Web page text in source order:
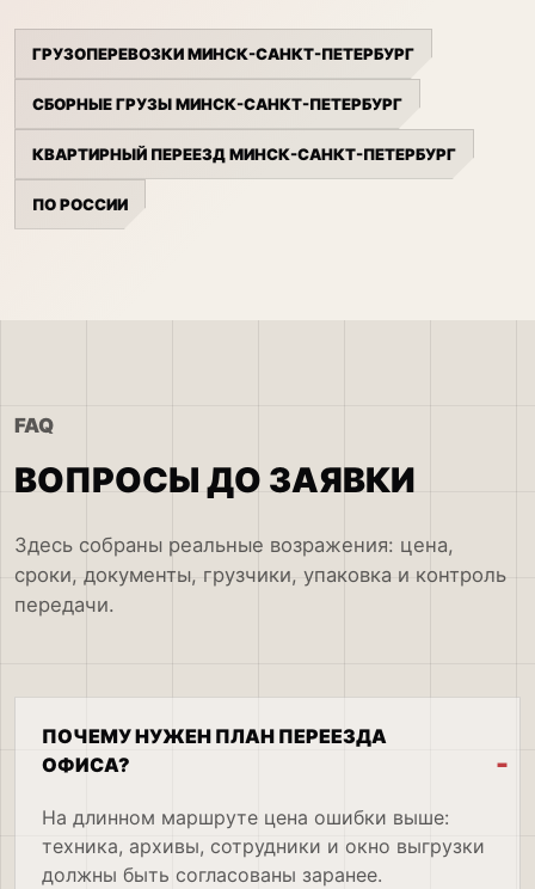
ГРУЗОПЕРЕВОЗКИ МИНСК-САНКТ-ПЕТЕРБУРГ
СБОРНЫЕ ГРУЗЫ МИНСК-САНКТ-ПЕТЕРБУРГ
КВАРТИРНЫЙ ПЕРЕЕЗД МИНСК-САНКТ-ПЕТЕРБУРГ
ПО РОССИИ
FAQ
ВОПРОСЫ ДО ЗАЯВКИ
Здесь собраны реальные возражения: цена,
сроки, документы, грузчики, упаковка и контроль
передачи.
ПОЧЕМУ НУЖЕН ПЛАН ПЕРЕЕЗДА
ОФИСА?
На длинном маршруте цена ошибки выше:
техника, архивы, сотрудники и окно выгрузки
должны быть согласованы заранее.